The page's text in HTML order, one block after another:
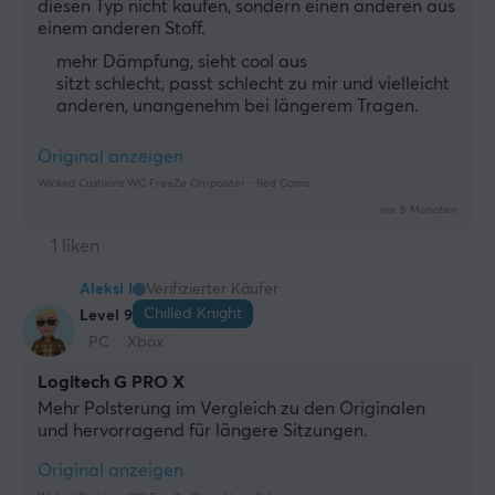
diesen Typ nicht kaufen, sondern einen anderen aus
einem anderen Stoff.
mehr Dämpfung, sieht cool aus
sitzt schlecht, passt schlecht zu mir und vielleicht
anderen, unangenehm bei längerem Tragen.
Original anzeigen
Wicked Cushions WC FreeZe Ohrpolster - Red Camo
vor 5 Monaten
1 liken
Aleksi I
Verifizierter Käufer
Level 9
Chilled Knight
PC
Xbox
Logitech G PRO X
Mehr Polsterung im Vergleich zu den Originalen
und hervorragend für längere Sitzungen.
Original anzeigen